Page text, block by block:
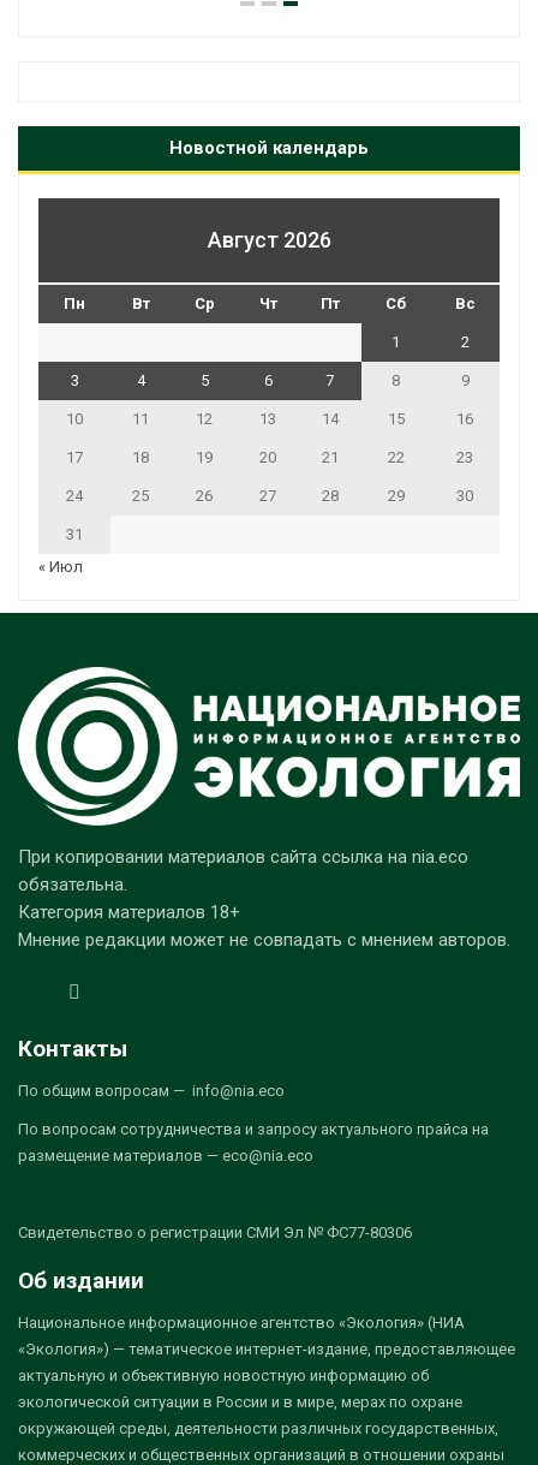
Новостной календарь
Август 2026
Пн Вт Ср Чт Пт Сб Вс
1 2
3 4 5 6 7 8 9
10 11 12 13 14 15 16
17 18 19 20 21 22 23
24 25 26 27 28 29 30
31
« Июл
При копировании материалов сайта ссылка на nia.eco
обязательна.
Категория материалов 18+
Мнение редакции может не совпадать с мнением авторов.
Контакты
По общим вопросам — info@nia.eco
По вопросам сотрудничества и запросу актуального прайса на
размещение материалов — eco@nia.eco
Свидетельство о регистрации СМИ Эл № ФС77-80306
Об издании
Национальное информационное агентство «Экология» (НИА
«Экология») — тематическое интернет-издание, предоставляющее
актуальную и объективную новостную информацию об
экологической ситуации в России и в мире, мерах по охране
окружающей среды, деятельности различных государственных,
коммерческих и общественных организаций в отношении охраны